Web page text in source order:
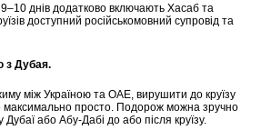
днів додатково включають Хасаб та
доступний російськомовний супровід та
з Дубая.
між Україною та ОАЕ, вирушити до круїзу
максимально просто. Подорож можна зручно
або Абу-Дабі до або після круїзу.